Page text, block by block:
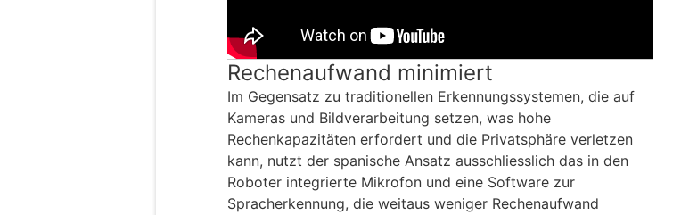
Rechenaufwand minimiert
Im Gegensatz zu traditionellen Erkennungssystemen, die auf
Kameras und Bildverarbeitung setzen, was hohe
Rechenkapazitäten erfordert und die Privatsphäre verletzen
kann, nutzt der spanische Ansatz ausschliesslich das in den
Roboter integrierte Mikrofon und eine Software zur
Spracherkennung, die weitaus weniger Rechenaufwand